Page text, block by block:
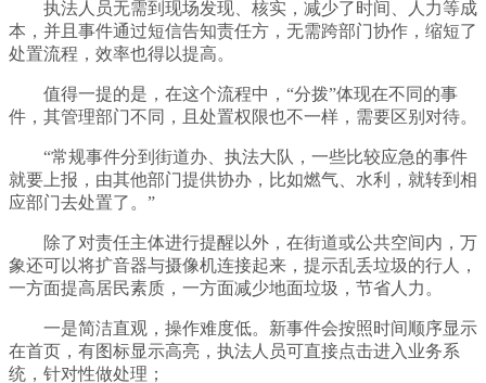
执法人员无需到现场发现、核实，减少了时间、人力等成
本，并且事件通过短信告知责任方，无需跨部门协作，缩短了
处置流程，效率也得以提高。
值得一提的是，在这个流程中，“分拨”体现在不同的事
件，其管理部门不同，且处置权限也不一样，需要区别对待。
“常规事件分到街道办、执法大队，一些比较应急的事件
就要上报，由其他部门提供协办，比如燃气、水利，就转到相
应部门去处置了。”
除了对责任主体进行提醒以外，在街道或公共空间内，万
象还可以将扩音器与摄像机连接起来，提示乱丢垃圾的行人，
一方面提高居民素质，一方面减少地面垃圾，节省人力。
一是简洁直观，操作难度低。新事件会按照时间顺序显示
在首页，有图标显示高亮，执法人员可直接点击进入业务系
统，针对性做处理；